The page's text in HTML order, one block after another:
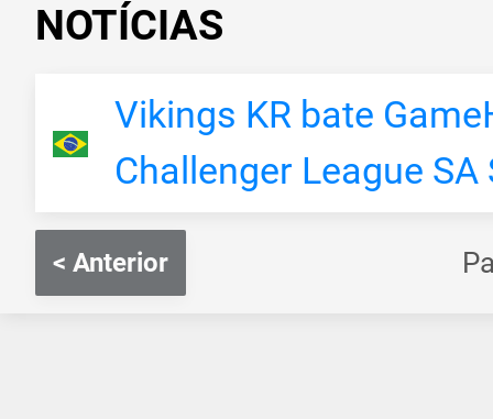
NOTÍCIAS
Vikings KR bate
Challenger League SA
< Anterior